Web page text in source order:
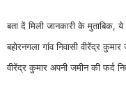
बता दें मिली जानकारी के मुताबिक,
बहोरनगला गांव निवासी वीरेंद्र
वीरेंद्र कुमार अपनी जमीन की फर्द